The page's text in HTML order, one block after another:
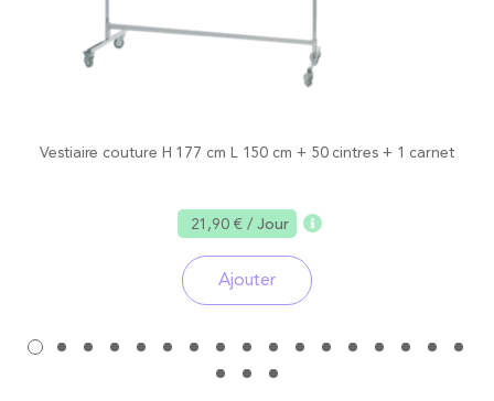
Vestiaire couture H 177 cm L 150 cm + 50 cintres + 1 carnet
21,90 €/ Jour
Ajouter